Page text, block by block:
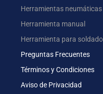
Herramientas neumáticas
Herramienta manual
Herramienta para
Preguntas Frecuentes
Términos y Condiciones
Aviso de Privacidad